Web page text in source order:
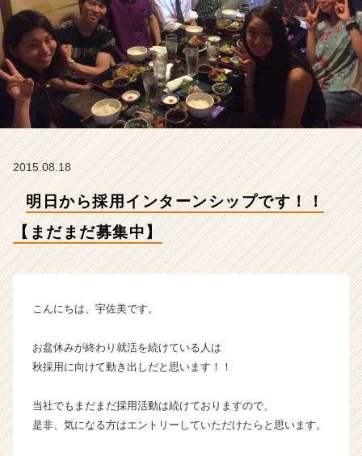
会
ア
イ
デ
ン
テ
ィ
の
タ
イ
ム
|
ン
チ
成
長
2015.08.18
明日から採用インターンシップです！！
【まだまだ募集中】
こんにちは、宇佐美です。
お盆休みが終わり就活を続けている人は
秋採用に向けて動き出しだと思います！！
当社でもまだまだ採用活動は続けておりますので、
是非、気になる方はエントリーしていただけたらと思います。